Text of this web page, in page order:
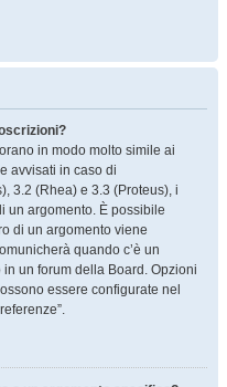
in modo molto simile ai
avvisati in caso di
3.2 (Rhea) e 3.3 (Proteus), i
un argomento. È possibile
di un argomento viene
quando c’è un
un forum della Board. Opzioni
essere configurate nel